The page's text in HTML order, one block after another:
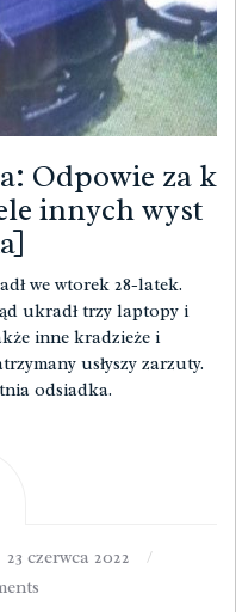
Odpowie za k
innych wyst
we wtorek 28-latek.
ukradł trzy laptopy i
inne kradzieże i
usłyszy zarzuty.
odsiadka.
23 czerwca 2022
/